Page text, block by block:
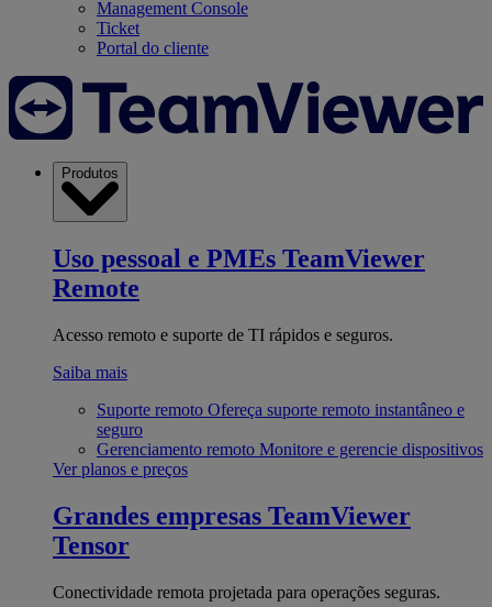
Management Console
Ticket
Portal do cliente
Produtos
Uso pessoal e PMEs TeamViewer
Remote
Acesso remoto e suporte de TI rápidos e seguros.
Saiba mais
Suporte remoto Ofereça suporte remoto instantâneo e
seguro
Gerenciamento remoto Monitore e gerencie dispositivos
Ver planos e preços
Grandes empresas TeamViewer
Tensor
Conectividade remota projetada para operações seguras.